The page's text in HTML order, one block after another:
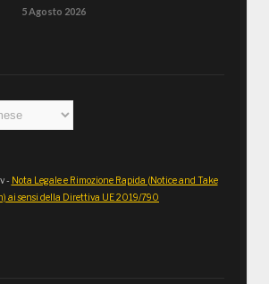
5 Agosto 2026
- Nota Legale e Rimozione Rapida (Notice and Take
ai sensi della Direttiva UE 2019/790